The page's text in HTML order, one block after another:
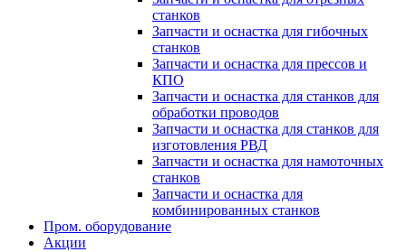
станков
Запчасти и оснастка для гибочных
станков
Запчасти и оснастка для прессов и
КПО
Запчасти и оснастка для станков для
обработки проводов
Запчасти и оснастка для станков для
изготовления РВД
Запчасти и оснастка для намоточных
станков
Запчасти и оснастка для
комбинированных станков
Пром. оборудование
Акции